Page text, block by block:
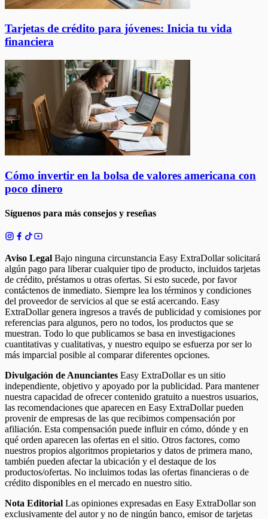
Tarjetas de crédito para jóvenes: Inicia tu vida
financiera
Cómo invertir en la bolsa de valores americana con
poco dinero
Síguenos para más consejos y reseñas
Aviso Legal Bajo ninguna circunstancia Easy ExtraDollar solicitará
algún pago para liberar cualquier tipo de producto, incluidos tarjetas
de crédito, préstamos u otras ofertas. Si esto sucede, por favor
contáctenos de inmediato. Siempre lea los términos y condiciones
del proveedor de servicios al que se está acercando. Easy
ExtraDollar genera ingresos a través de publicidad y comisiones por
referencias para algunos, pero no todos, los productos que se
muestran. Todo lo que publicamos se basa en investigaciones
cuantitativas y cualitativas, y nuestro equipo se esfuerza por ser lo
más imparcial posible al comparar diferentes opciones.
Divulgación de Anunciantes Easy ExtraDollar es un sitio
independiente, objetivo y apoyado por la publicidad. Para mantener
nuestra capacidad de ofrecer contenido gratuito a nuestros usuarios,
las recomendaciones que aparecen en Easy ExtraDollar pueden
provenir de empresas de las que recibimos compensación por
afiliación. Esta compensación puede influir en cómo, dónde y en
qué orden aparecen las ofertas en el sitio. Otros factores, como
nuestros propios algoritmos propietarios y datos de primera mano,
también pueden afectar la ubicación y el destaque de los
productos/ofertas. No incluimos todas las ofertas financieras o de
crédito disponibles en el mercado en nuestro sitio.
Nota Editorial Las opiniones expresadas en Easy ExtraDollar son
exclusivamente del autor y no de ningún banco, emisor de tarjetas